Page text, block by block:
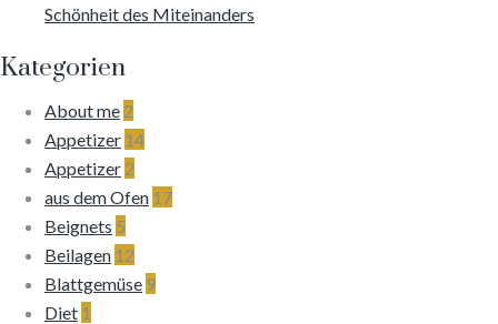
Schönheit des Miteinanders
Kategorien
About me 2
Appetizer 14
Appetizer 2
aus dem Ofen 17
Beignets 5
Beilagen 12
Blattgemüse 9
Diet 1